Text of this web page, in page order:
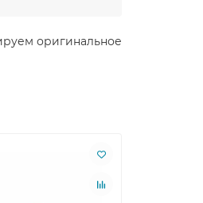
оригинальное